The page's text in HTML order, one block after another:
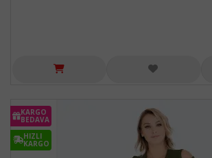
KARGO
BEDAVA
HIZLI
KARGO